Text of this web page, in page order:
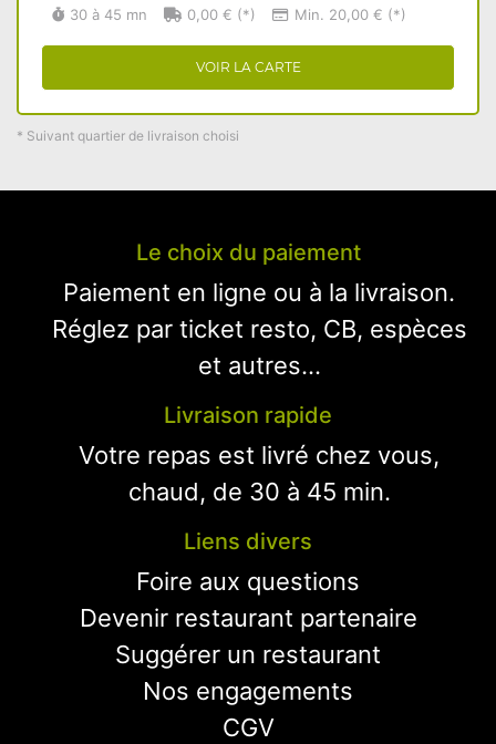
30 à 45 mn
0,00 € (*) Min. 20,00 € (*)
VOIR LA CARTE
* Suivant quartier de livraison choisi
Le choix du paiement
Paiement en ligne ou à la livraison.
Réglez par ticket resto, CB, espèces
et autres...
Livraison rapide
Votre repas est livré chez vous,
chaud, de 30 à 45 min.
Liens divers
Foire aux questions
Devenir restaurant partenaire
Suggérer un restaurant
Nos engagements
CGV